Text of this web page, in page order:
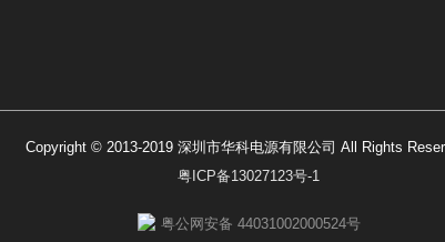
Copyright © 2013-2019 深圳市华科电源有限公司 All Rights
粤ICP备13027123号-1
粤公网安备 44031002000524号